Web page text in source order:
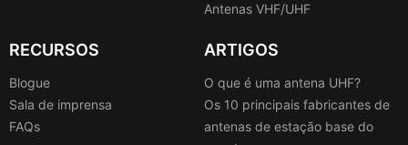
Antenas VHF/UHF
RECURSOS
Blogue
Sala de imprensa
FAQs
ARTIGOS
O que é uma antena UHF?
Os 10 principais fabricantes de
antenas de estação base do